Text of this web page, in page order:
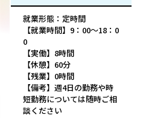
就業形態：定時間
【就業時間】9：00～18：0
0
【実働】8時間
【休憩】60分
【残業】0時間
【備考】週4日の勤務や時
短勤務については随時ご相
談ください